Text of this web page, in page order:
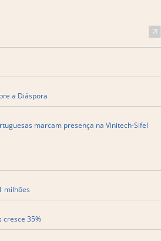
a Diáspora
marcam presença na Vinitech-Sifel
milhões
cresce 35%